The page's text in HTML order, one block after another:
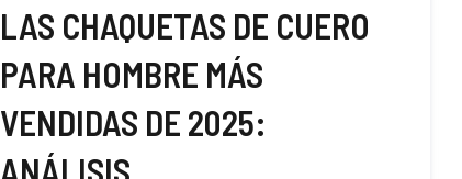
LAS CHAQUETAS DE CUERO
PARA HOMBRE MÁS
VENDIDAS DE 2025:
ANÁLISIS